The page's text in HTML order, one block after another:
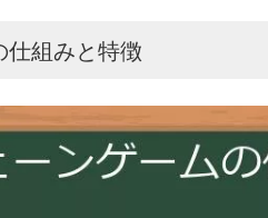
仕組みと特徴